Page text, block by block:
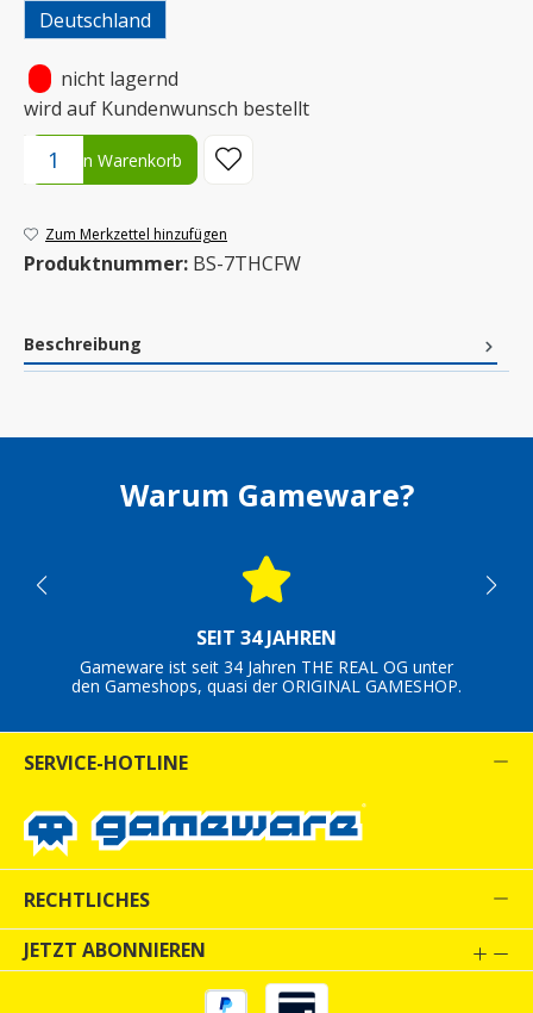
Deutschland
nicht lagernd
wird auf Kundenwunsch bestellt
Produkt Anzahl: Gib den gewünschten Wert ein oder benutze
In den Warenkorb
Zum Merkzettel hinzufügen
Produktnummer: BS-7THCFW
Beschreibung
Warum Gameware?
SEIT 34 JAHREN
Gameware ist seit 34 Jahren THE REAL OG unter
den Gameshops, quasi der ORIGINAL GAMESHOP.
SERVICE-HOTLINE
RECHTLICHES
JETZT ABONNIEREN